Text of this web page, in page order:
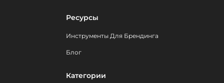
Ресурсы
Инструменты Для Брендинга
Блог
Категории